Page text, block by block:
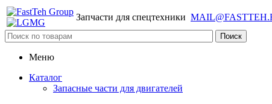
Запчасти для спецтехники
Меню
Каталог
Запасные части для двигателей